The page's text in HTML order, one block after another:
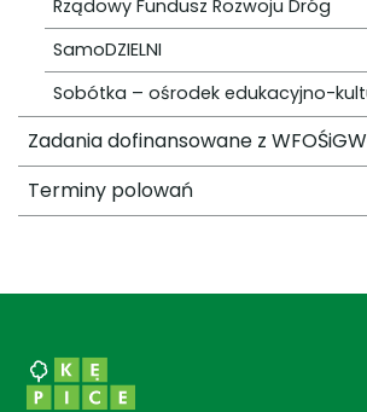
Rządowy Fundusz Rozwoju Dróg
SamoDZIELNI
Sobótka – ośrodek edukacyjno-
Zadania dofinansowane z
Terminy polowań